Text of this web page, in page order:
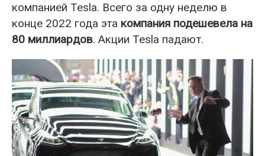
компанией Tesla. Всего за одну неделю в
конце 2022 года эта компания подешевела на
80 миллиардов. Акции Tesla падают.